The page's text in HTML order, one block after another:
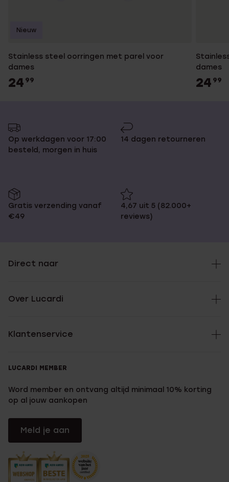
Stainless steel oorringen met parel voor
dames
24 99
Nieuw
dames
24 99
Op werkdagen voor 17:00
besteld, morgen in huis
14 dagen retourneren
Gratis verzending vanaf
€49
4,67 uit 5 (82.000+
reviews)
Direct naar
Over Lucardi
Klantenservice
LUCARDI MEMBER
Word member en ontvang altijd minimaal 10% korting
op al jouw aankopen
Meld je aan